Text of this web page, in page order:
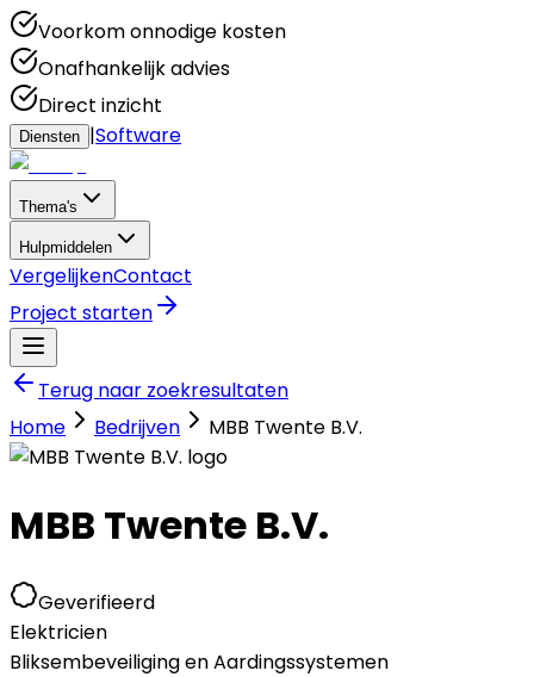
Voorkom onnodige kosten
Onafhankelijk advies
Direct inzicht
Diensten |Software
Thema's
Hulpmiddelen
VergelijkenContact
Project starten
Terug naar zoekresultaten
Home
Bedrijven MBB Twente B.V.
MBB Twente B.V.
Geverifieerd
Elektricien
Bliksembeveiliging en Aardingssystemen